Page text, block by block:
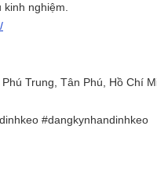
kinh nghiệm.
Trung, Tân Phú, Hồ Chí
#dangkynhandinhkeo